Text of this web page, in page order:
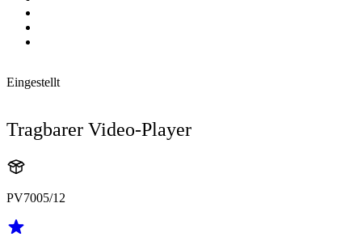
Eingestellt
Tragbarer Video-Player
PV7005/12